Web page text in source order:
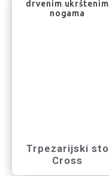
Trpezarijski sto
Cross